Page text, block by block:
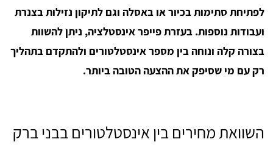
לפתיחת סתימות בכיור או באסלה וגם לתיקון נזילות בצנרת
ועבודות נוספות. בעזרת פייפר אינסטלציה, ניתן להשוות
בצורה קלה ונוחה בין מספר אינסטלטורים ולהתקדם בתהליך
רק עם מי שסיפק את ההצעה הטובה ביותר.
השוואת מחירים בין אינסטלטורים בבני ברק